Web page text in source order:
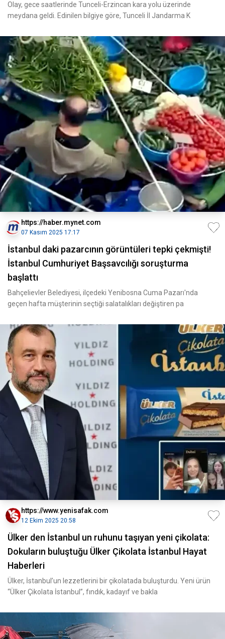
Olay, gece saatlerinde Tunceli-Erzincan kara yolu üzerinde
meydana geldi. Edinilen bilgiye göre, Tunceli İl Jandarma K
https://haber.mynet.com
07 Kasım 2025 17:17
İstanbul daki pazarcının görüntüleri tepki çekmişti!
İstanbul Cumhuriyet Başsavcılığı soruşturma
başlattı
Bahçelievler Belediyesi, ilçedeki Yenibosna Cuma Pazarı'nda
geçen hafta müşterinin seçtiği salatalıkları değiştiren pa
https://www.yenisafak.com
12 Ekim 2025 20:58
Ülker den İstanbul un ruhunu taşıyan yeni çikolata:
Dokuların buluştuğu Ülker Çikolata İstanbul Hayat
Haberleri
Ülker, İstanbul’un lezzetlerini bir çikolatada buluşturdu. Yeni ürün
“Ülker Çikolata İstanbul”, fındık, kadayıf ve bakla